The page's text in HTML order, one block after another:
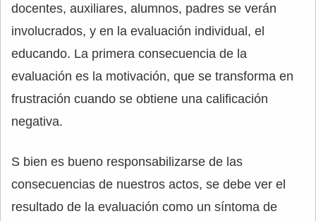
docentes, auxiliares, alumnos, padres se verán
involucrados, y en la evaluación individual, el
educando. La primera consecuencia de la
evaluación es la motivación, que se transforma en
frustración cuando se obtiene una calificación
negativa.
S bien es bueno responsabilizarse de las
consecuencias de nuestros actos, se debe ver el
resultado de la evaluación como un síntoma de